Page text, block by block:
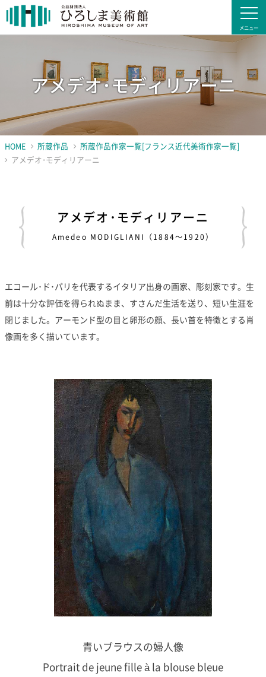
アメデオ･モディリアーニ
HOME 所蔵作品
所蔵作品作家一覧[フランス近代美術作家一覧]
アメデオ･モディリアーニ
アメデオ･モディリアーニ
Amedeo MODIGLIANI（1884～1920）
エコール･ド･パリを代表するイタリア出身の画家、彫刻家です。生
前は十分な評価を得られぬまま、すさんだ生活を送り、短い生涯を
閉じました。アーモンド型の目と卵形の顔、長い首を特徴とする肖
像画を多く描いています。
青いブラウスの婦人像
Portrait de jeune fille à la blouse bleue